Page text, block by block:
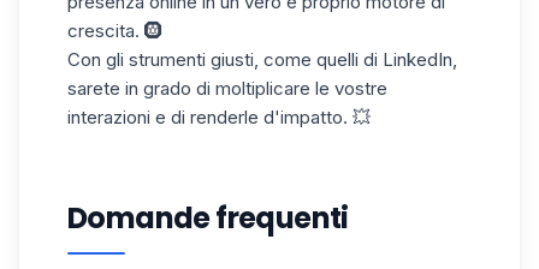
crescita. 🛞
Con gli strumenti giusti, come quelli di LinkedIn,
sarete in grado di moltiplicare le vostre
interazioni e di renderle d'impatto. 💥
Domande frequenti